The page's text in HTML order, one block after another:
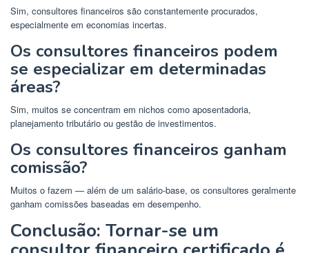
Sim, consultores financeiros são constantemente procurados,
especialmente em economias incertas.
Os consultores financeiros podem
se especializar em determinadas
áreas?
Sim, muitos se concentram em nichos como aposentadoria,
planejamento tributário ou gestão de investimentos.
Os consultores financeiros ganham
comissão?
Muitos o fazem — além de um salário-base, os consultores geralmente
ganham comissões baseadas em desempenho.
Conclusão: Tornar-se um